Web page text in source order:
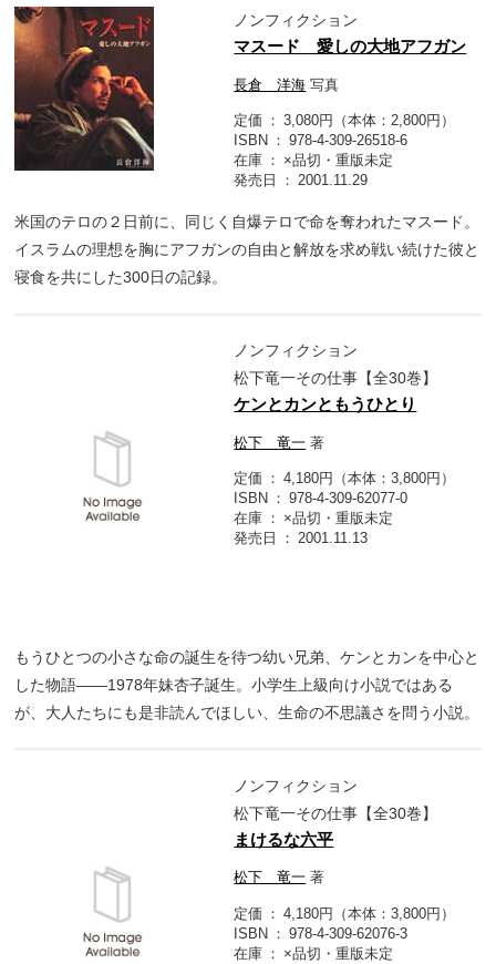
ノンフィクション
マスード 愛しの大地アフガン
長倉 洋海 写真
定価
3,080円（本体：2,800円）
ISBN
978-4-309-26518-6
在庫
×品切・重版未定
発売日
2001.11.29
米国のテロの２日前に、同じく自爆テロで命を奪われたマスード。
イスラムの理想を胸にアフガンの自由と解放を求め戦い続けた彼と
寝食を共にした300日の記録。
ノンフィクション
松下竜一その仕事【全30巻】
ケンとカンともうひとり
松下 竜一 著
定価
4,180円（本体：3,800円）
ISBN
978-4-309-62077-0
在庫
×品切・重版未定
発売日
2001.11.13
もうひとつの小さな命の誕生を待つ幼い兄弟、ケンとカンを中心と
した物語――1978年妹杏子誕生。小学生上級向け小説ではある
が、大人たちにも是非読んでほしい、生命の不思議さを問う小説。
ノンフィクション
松下竜一その仕事【全30巻】
まけるな六平
松下 竜一 著
定価
4,180円（本体：3,800円）
ISBN
978-4-309-62076-3
在庫
×品切・重版未定